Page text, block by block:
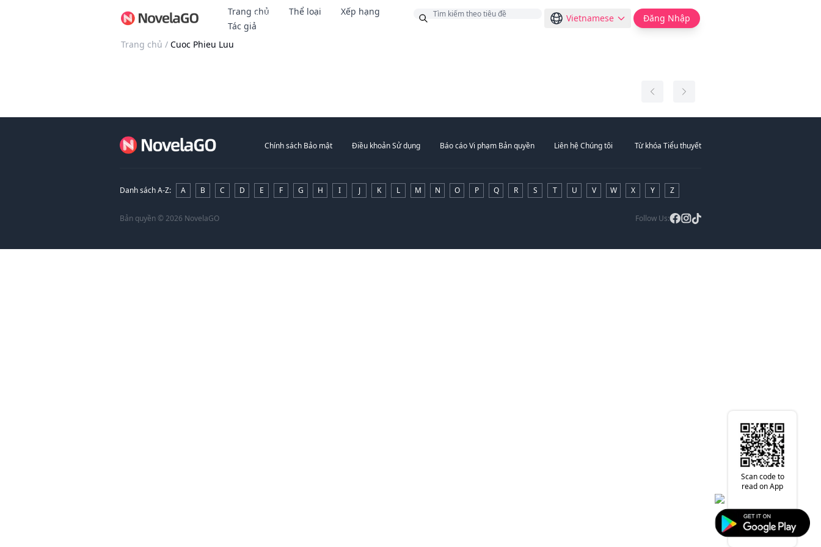
Trang chủ Thể loại
Xếp hạng
Tác giả
Thưởng Vietnamese Đăng Nhập
Trang chủ / Cuoc Phieu Luu
Chính sách Bảo mật Điều khoản Sử dụng Báo cáo Vi phạm Bản quyền Liên hệ Chúng tôi Từ khóa Tiểu thuyết
Danh sách A-Z: A B C D E F G H I J K L M N O P Q R S T U V W X Y Z
Bản quyền© 2026 NovelaGO Follow Us:
Scan code to
read on App